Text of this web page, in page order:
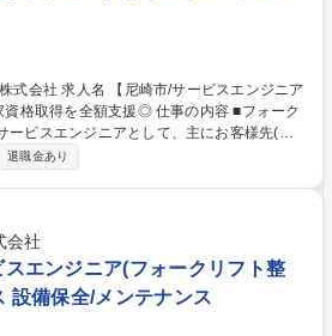
ビスエンジニア
額支援◎ 仕事の内容 ■フォーク
ービスエンジニアとして、主にお客様先(工
お任せします。取引関係の長い、中小～大
が難しい場合は、当社に持ち帰り作業場で
なし。訪問件数は1日1～3社程度。朝一は
(AT)でお客様先へ。15時～17時ごろにはまた
早出を入れても10～15時間/月程度。 ★上記
フリーコメント欄参照 募集職種 【尼
ークリフト整備)】国家資格取得を全額支援
退職金あり
会社
スエンジニア(フォークリフト整
設備保全/メンテナンス